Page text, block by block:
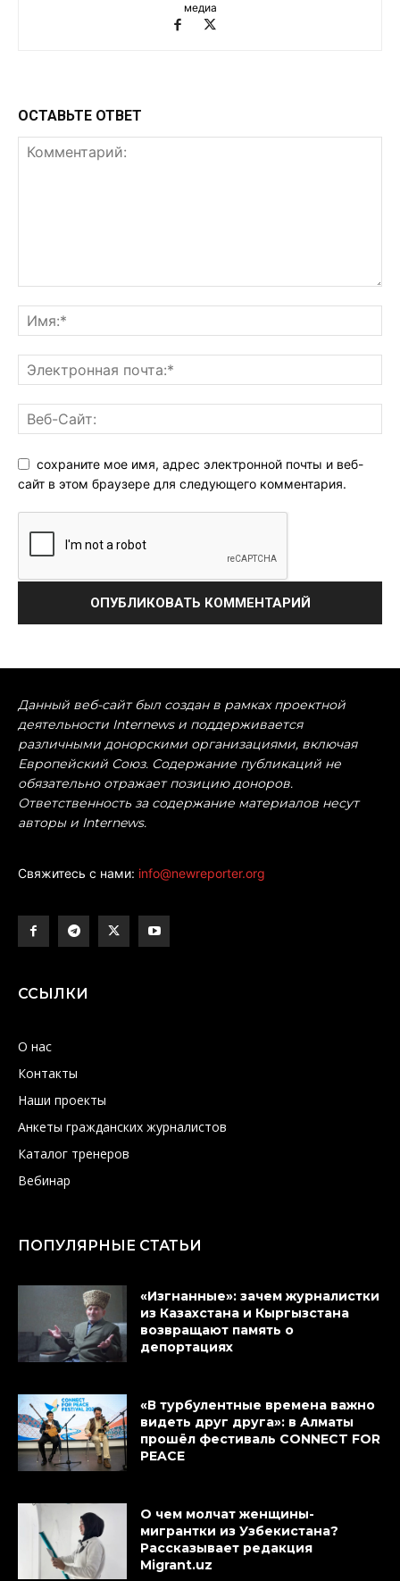
медиа
ОСТАВЬТЕ ОТВЕТ
сохраните мое имя, адрес электронной почты и веб-
сайт в этом браузере для следующего комментария.
Данный веб-сайт был создан в рамках проектной
деятельности Internews и поддерживается
различными донорскими организациями, включая
Европейский Союз. Содержание публикаций не
обязательно отражает позицию доноров.
Ответственность за содержание материалов несут
авторы и Internews.
Свяжитесь с нами: info@newreporter.org
ССЫЛКИ
О нас
Контакты
Наши проекты
Анкеты гражданских журналистов
Каталог тренеров
Вебинар
ПОПУЛЯРНЫЕ СТАТЬИ
«Изгнанные»: зачем журналистки
из Казахстана и Кыргызстана
возвращают память о
депортациях
«В турбулентные времена важно
видеть друг друга»: в Алматы
прошёл фестиваль CONNECT FOR
PEACE
О чем молчат женщины-
мигрантки из Узбекистана?
Рассказывает редакция
Migrant.uz